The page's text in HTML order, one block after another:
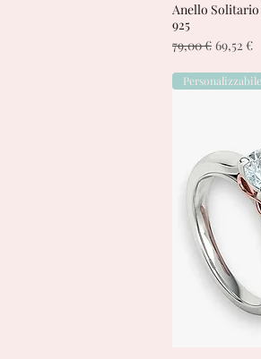
Anello
925
Prezzo regolare
79,00 € Prezzo
69,52 €
Personalizzabile